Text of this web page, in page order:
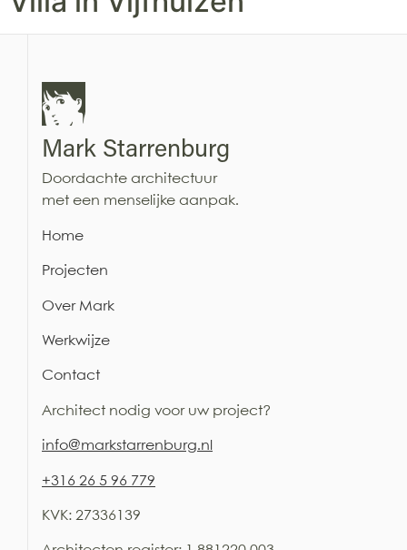
Mark Starrenburg
Doordachte architectuur
met een menselijke aanpak.
Home
Projecten
Over Mark
Werkwijze
Contact
Architect nodig voor uw project?
info@markstarrenburg.nl
+316 26 5 96 779
KVK: 27336139